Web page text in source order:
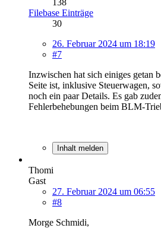
Filebase Einträge
30
26. Februar 2024 um 18:19
#7
Inzwischen hat sich einiges getan
Seite ist, inklusive Steuerwagen,
noch ein paar Details. Es gab
Fehlerbehebungen beim BLM-
Inhalt melden
Thomi
Gast
27. Februar 2024 um 06:55
#8
Morge Schmidi,